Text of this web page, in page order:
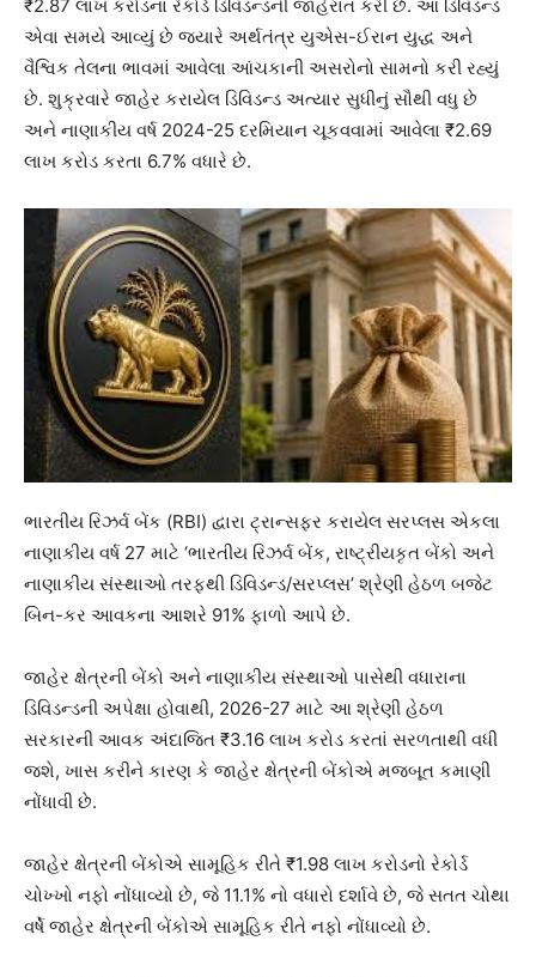
₹2.87 લાખ કરોડના રેકોર્ડ ડિવિડન્ડની જાહેરાત કરી છે. આ ડિવિડન્ડ
એવા સમયે આવ્યું છે જ્યારે અર્થતંત્ર યુએસ-ઈરાન યુદ્ધ અને
વૈશ્વિક તેલના ભાવમાં આવેલા આંચકાની અસરોનો સામનો કરી રહ્યું
છે. શુક્રવારે જાહેર કરાયેલ ડિવિડન્ડ અત્યાર સુધીનું સૌથી વધુ છે
અને નાણાકીય વર્ષ 2024-25 દરમિયાન ચૂકવવામાં આવેલા ₹2.69
લાખ કરોડ કરતા 6.7% વધારે છે.
ભારતીય રિઝર્વ બેંક (RBI) દ્વારા ટ્રાન્સફર કરાયેલ સરપ્લસ એકલા
નાણાકીય વર્ષ 27 માટે ‘ભારતીય રિઝર્વ બેંક, રાષ્ટ્રીયકૃત બેંકો અને
નાણાકીય સંસ્થાઓ તરફથી ડિવિડન્ડ/સરપ્લસ’ શ્રેણી હેઠળ બજેટ
બિન-કર આવકના આશરે 91% ફાળો આપે છે.
જાહેર ક્ષેત્રની બેંકો અને નાણાકીય સંસ્થાઓ પાસેથી વધારાના
ડિવિડન્ડની અપેક્ષા હોવાથી, 2026-27 માટે આ શ્રેણી હેઠળ
સરકારની આવક અંદાજિત ₹3.16 લાખ કરોડ કરતાં સરળતાથી વધી
જશે, ખાસ કરીને કારણ કે જાહેર ક્ષેત્રની બેંકોએ મજબૂત કમાણી
નોંધાવી છે.
જાહેર ક્ષેત્રની બેંકોએ સામૂહિક રીતે ₹1.98 લાખ કરોડનો રેકોર્ડ
ચોખ્ખો નફો નોંધાવ્યો છે, જે 11.1% નો વધારો દર્શાવે છે, જે સતત ચોથા
વર્ષે જાહેર ક્ષેત્રની બેંકોએ સામૂહિક રીતે નફો નોંધાવ્યો છે.